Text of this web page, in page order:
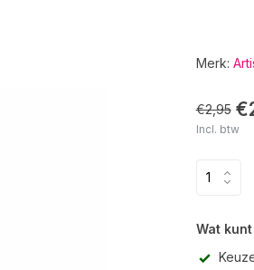
Merk:
€2,95
Incl. btw
Wat